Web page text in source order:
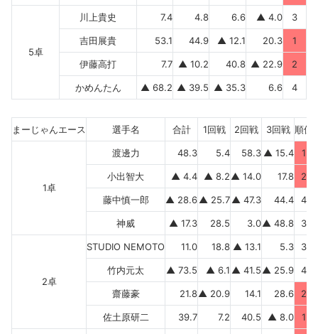
5卓
川上貴史 7.4 4.8 6.6 ▲ 4.0 3
吉田展貴 53.1 44.9 ▲ 12.1 20.3 1
伊藤高打 7.7 ▲ 10.2 40.8 ▲ 22.9 2
かめんたん ▲ 68.2 ▲ 39.5 ▲ 35.3 6.6 4
まーじゃんエース 選手名 合計 1回戦 2回戦 3回戦 順位
1卓
渡邊力 48.3 5.4 58.3 ▲ 15.4 1
小出智大 ▲ 4.4 ▲ 8.2▲ 14.0 17.8 2
藤中慎一郎 ▲ 28.6▲ 25.7▲ 47.3 44.4 4
神威 ▲ 17.3 28.5 3.0▲ 48.8 3
2卓
STUDIO NEMOTO 11.0 18.8 ▲ 13.1 5.3 3
竹内元太 ▲ 73.5 ▲ 6.1 ▲ 41.5▲ 25.9 4
齋藤豪 21.8▲ 20.9 14.1 28.6 2
佐土原研二 39.7 7.2 40.5 ▲ 8.0 1